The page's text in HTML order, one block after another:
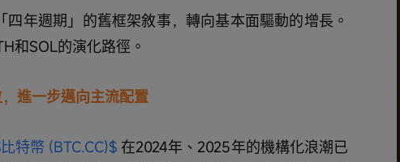
年週期」的舊框架敘事，轉向基本面驅動的增長。
和SOL的演化路徑。
進一步邁向主流配置
特幣 (BTC.CC)$ 在2024年、2025年的機構化浪潮已